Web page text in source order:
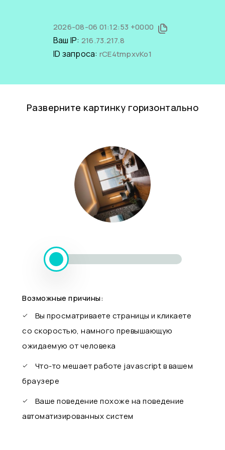
2026-08-06 01:12:53 +0000
Ваш IP: 216.73.217.8
ID запроса: rCE4tmpxvKo1
Разверните картинку горизонтально
Возможные причины:
Вы просматриваете страницы и кликаете
со скоростью, намного превышающую
ожидаемую от человека
Что-то мешает работе javascript в вашем
браузере
Ваше поведение похоже на поведение
автоматизированных систем